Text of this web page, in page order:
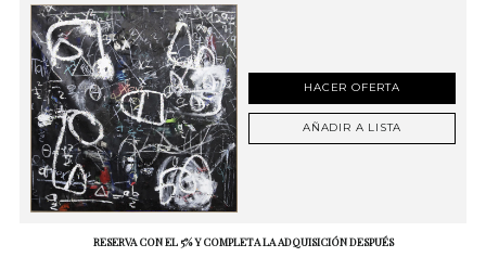
HACER OFERTA
AÑADIR A LISTA
RESERVA CON EL 5% Y COMPLETA LA ADQUISICIÓN DESPUÉS